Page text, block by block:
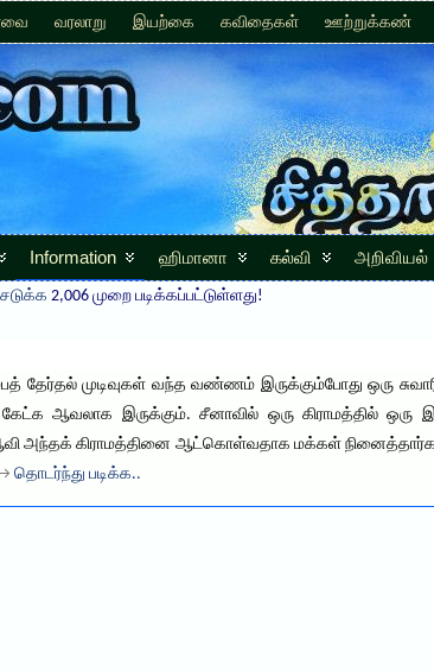
வரலாறு இயற்கை கவிதைகள் ஊற்றுக்கண்
Information ஹிமானா கல்வி அறிவியல்
2,006 முறை படிக்கப்பட்டுள்ளது!
தேர்தல் முடிவுகள் வந்த வண்ணம் இருக்கும்போது ஒரு
ஆவலாக இருக்கும். சீனாவில் ஒரு கிராமத்தில்
அந்தக் கிராமத்தினை ஆட்கொள்வதாக மக்கள்
தொடர்ந்து படிக்க..